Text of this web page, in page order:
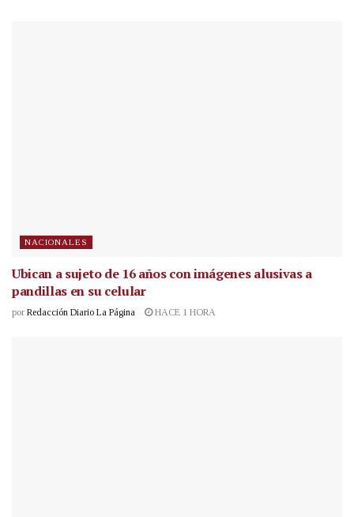
NACIONALES
Ubican a sujeto de 16 años con imágenes alusivas a
pandillas en su celular
por Redacción Diario La Página HACE 1 HORA